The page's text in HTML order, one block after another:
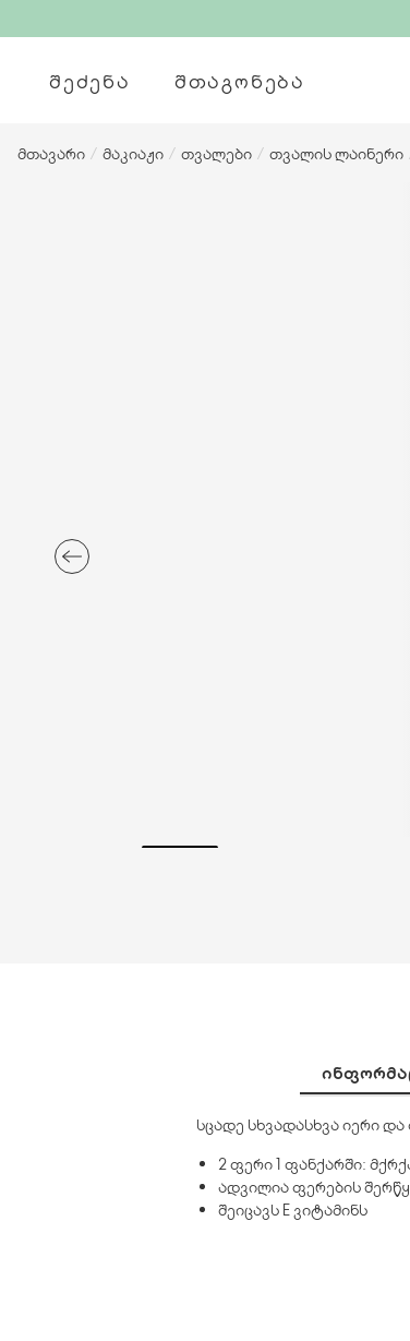
ᲨᲔᲫᲔᲜᲐ ᲨᲗᲐᲒᲝᲜᲔᲑᲐ
მთავარი / მაკიაჟი / თვალები / თვალის ლაინერი
სცადე სხვადასხვა იერი
2 ფერი 1 ფანქარში:
ადვილია ფერების
შეიცავს E ვიტამინს